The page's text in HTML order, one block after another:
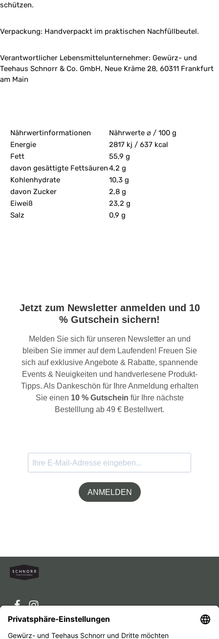
schützen.
Verpackung: Handverpackt im praktischen Nachfüllbeutel.
Verantwortlicher Lebensmittelunternehmer: Gewürz- und
Teehaus Schnorr & Co. GmbH, Neue Kräme 28, 60311 Frankfurt
am Main
Nährwertinformationen
Nährwerte ⌀ / 100 g
Energie
2817 kj / 637 kcal
Fett
55,9 g
davon gesättigte Fettsäuren4,2 g
Kohlenhydrate
10,3 g
davon Zucker
2,8 g
Eiweiß
23,2 g
Salz
0,9 g
Jetzt zum Newsletter anmelden und 10
% Gutschein sichern!
Melden Sie sich für unseren Newsletter an und
bleiben Sie immer auf dem Laufenden! Freuen Sie
sich auf exklusive Angebote & Rabatte, spannende
Events & Neuigkeiten und handverlesene Produkt-
Tipps. Als Dankeschön für Ihre Anmeldung erhalten
Sie einen 10 % Gutschein für Ihre nächste
Bestelllung ab 49 € Bestellwert.
ANMELDEN
Service-Hotline